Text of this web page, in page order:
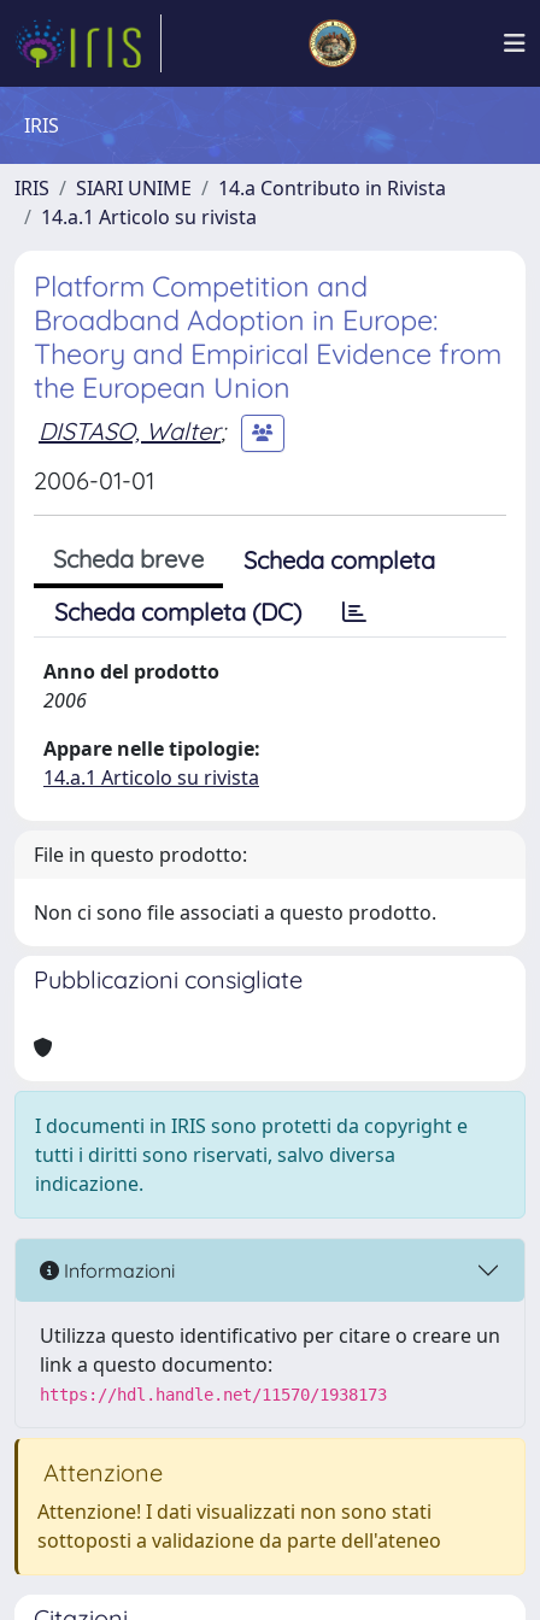
IRIS
IRIS SIARI UNIME
14.a Contributo in Rivista
14.a.1 Articolo su rivista
Platform Competition and
Broadband Adoption in Europe:
Theory and Empirical Evidence from
the European Union
DISTASO, Walter;
2006-01-01
Scheda breve
Scheda completa
Scheda completa (DC)
Anno del prodotto
2006
Appare nelle tipologie:
14.a.1 Articolo su rivista
File in questo prodotto:
Non ci sono file associati a questo prodotto.
Pubblicazioni consigliate
I documenti in IRIS sono protetti da copyright e
tutti i diritti sono riservati, salvo diversa
indicazione.
Informazioni
Utilizza questo identificativo per citare o creare un
link a questo documento:
https://hdl.handle.net/11570/1938173
Attenzione
Attenzione! I dati visualizzati non sono stati
sottoposti a validazione da parte dell'ateneo